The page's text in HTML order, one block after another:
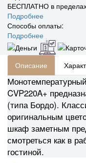
БЕСПЛАТНО в
Подробнее
Способы оплаты:
Подробнее
Описание
CVP220A+
(типа Бордо).
оригинальным
шкаф заметным
смотреться как в
гостиной.